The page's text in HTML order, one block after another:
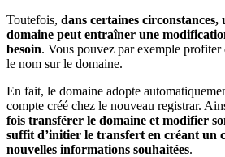
Toutefois, dans certaines
domaine peut entraîner une
besoin. Vous pouvez par exemple
le nom sur le domaine.
En fait, le domaine adopte
compte créé chez le nouveau registrar.
fois transférer le domaine et modifier
suffit d’initier le transfert en créant un
nouvelles informations souhaitées.